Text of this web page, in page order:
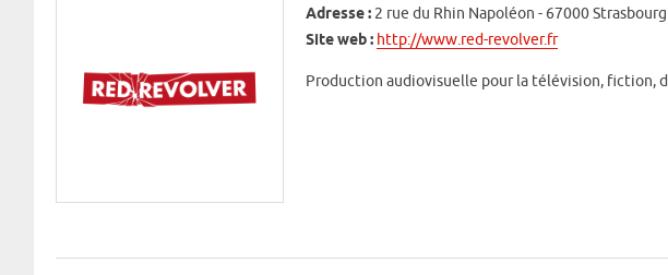
Adresse : 2 rue du Rhin Napoléon - 67000 Strasbourg
Site web : http://www.red-revolver.fr
Production audiovisuelle pour la télévision, fiction,